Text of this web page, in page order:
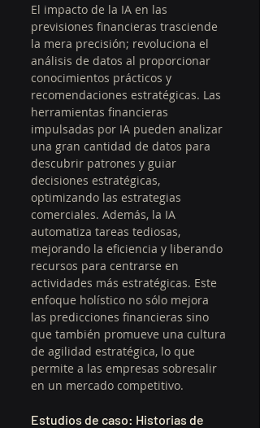
El impacto de la IA en las
previsiones financieras trasciende
la mera precisión; revoluciona el
análisis de datos al proporcionar
conocimientos prácticos y
recomendaciones estratégicas. Las
herramientas financieras
impulsadas por IA pueden analizar
una gran cantidad de datos para
descubrir patrones y guiar
decisiones estratégicas,
optimizando las estrategias
comerciales. Además, la IA
automatiza tareas tediosas,
mejorando la eficiencia y liberando
recursos para centrarse en
actividades más estratégicas. Este
enfoque holístico no sólo mejora
las predicciones financieras sino
que también promueve una cultura
de agilidad estratégica, lo que
permite a las empresas sobresalir
en un mercado competitivo.
Estudios de caso: Historias de